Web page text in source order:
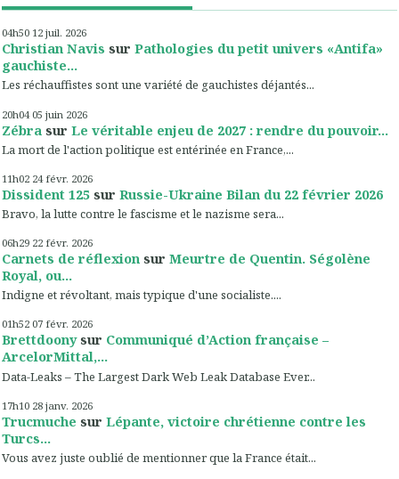
04h50 12 juil. 2026
Christian Navis sur Pathologies du petit univers «Antifa»
gauchiste...
Les réchauffistes sont une variété de gauchistes déjantés...
20h04 05 juin 2026
Zébra sur Le véritable enjeu de 2027 : rendre du pouvoir...
La mort de l'action politique est entérinée en France,...
11h02 24 févr. 2026
Dissident 125 sur Russie-Ukraine Bilan du 22 février 2026
Bravo, la lutte contre le fascisme et le nazisme sera...
06h29 22 févr. 2026
Carnets de réflexion sur Meurtre de Quentin. Ségolène
Royal, ou...
Indigne et révoltant, mais typique d'une socialiste....
01h52 07 févr. 2026
Brettdoonysur Communiqué d’Action française –
ArcelorMittal,...
Data-Leaks – The Largest Dark Web Leak Database Ever...
17h10 28 janv. 2026
Trucmuche sur Lépante, victoire chrétienne contre les
Turcs...
Vous avez juste oublié de mentionner que la France était...